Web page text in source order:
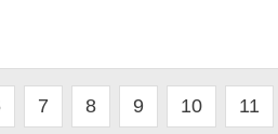
7 8 9 10 11